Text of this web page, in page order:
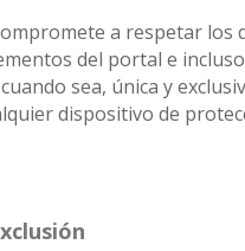
a respetar los
del portal e
sea, única y
dispositivo de